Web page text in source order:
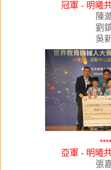
冠軍 - 明曦
陳
劉
吳
亞軍 - 明曦
張